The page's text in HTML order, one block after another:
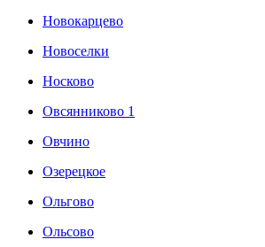
Новокарцево
Новоселки
Носково
Овсянниково 1
Овчино
Озерецкое
Ольгово
Ольсово